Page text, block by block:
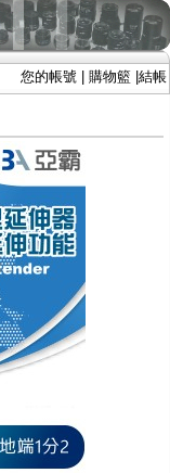
您的帳號 購物籃 結帳